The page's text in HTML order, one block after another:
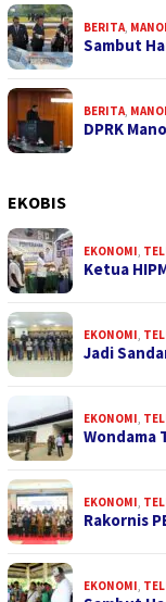
BERITA,
Sambut
BERITA,
DPRK
EKOBIS
EKONOMI,
Ketua
EKONOMI,
Jadi
EKONOMI,
Wondama
EKONOMI,
Rakornis
EKONOMI,